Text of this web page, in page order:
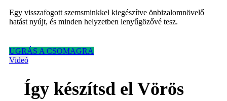
Egy visszafogott szemsminkkel kiegészítve önbizalomnövelő
hatást nyújt, és minden helyzetben lenyűgözővé tesz.
UGRÁS A CSOMAGRA
Videó
Így készítsd el Vörös